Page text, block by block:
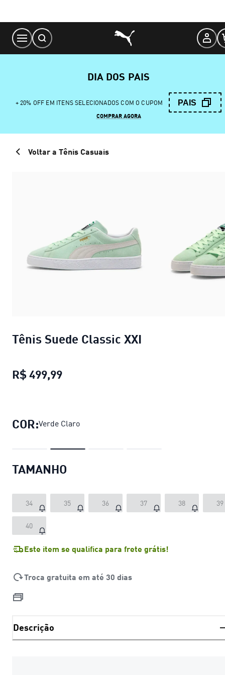
Content
DIA DOS PAIS
+ 20% OFF EM ITENS SELECIONADOS COM O CUPOM PAIS
COMPRAR AGORA
Voltar a Tênis Casuais
Tênis Suede Classic XXI
R$ 499,99
COR:Verde Claro
TAMANHO
34 35 36 37 38 39
40
Este item se qualifica para frete grátis!
Troca gratuita em até 30 dias
Descrição